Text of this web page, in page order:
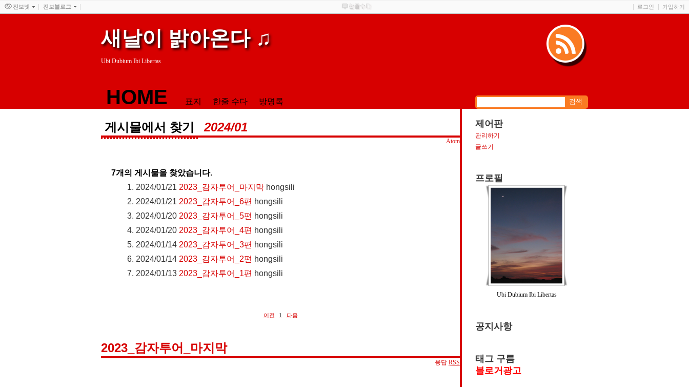
새날이 밝아온다 ♫
Ubi Dubium Ibi Libertas
HOME 표지 한줄 수다 방명록
게시물에서 찾기 2024/01
Atom
7개의 게시물을 찾았습니다.
2024/01/21 2023_감자투어_마지막 hongsili
2024/01/21 2023_감자투어_6편 hongsili
2024/01/20 2023_감자투어_5편 hongsili
2024/01/20 2023_감자투어_4편 hongsili
2024/01/14 2023_감자투어_3편 hongsili
2024/01/14 2023_감자투어_2편 hongsili
2024/01/13 2023_감자투어_1편 hongsili
이전 1 다음
2023_감자투어_마지막
응답 RSS
제어판
관리하기
글쓰기
프로필
Ubi Dubium Ibi Libertas
공지사항
태그 구름
블로거광고
진보넷 진보블로그 로그인 가입하기